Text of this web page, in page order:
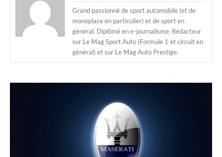
Grand passionné de sport automobile (et de
monoplace en particulier) et de sport en
général. Diplômé en e-journalisme. Rédacteur
sur Le Mag Sport Auto (Formule 1 et circuit en
général) et sur Le Mag Auto Prestige.